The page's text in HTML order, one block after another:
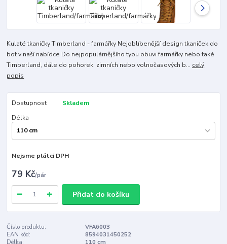
Kulaté tkaničky Timberland - farmářky Nejoblíbenější design tkaniček do
bot v naší nabídce Do nejpopulárnějšího typu obuvi farmářky nebo také
Timberland, dále do pohorek, zimních nebo volnočasových b... celý
popis
Dostupnost
Skladem
Délka
Nejsme plátci DPH
79 Kč/pár
Přidat do košíku
Číslo produktu:
VFA6003
EAN kód:
8594031450252
Délka:
110 cm